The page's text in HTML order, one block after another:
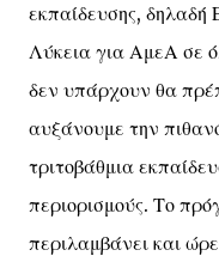
εκπαίδευσης, δηλαδή
Λύκεια για ΑμεΑ σε
δεν υπάρχουν θα
αυξάνουμε την
τριτοβάθμια
περιορισμούς. Το
περιλαμβάνει και